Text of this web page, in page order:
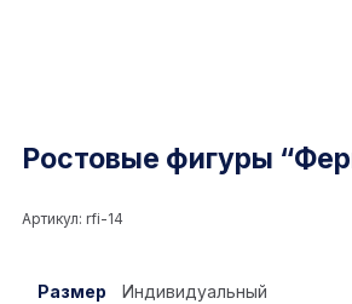
Ростовые фигуры
Артикул: rfi-14
Размер Индивидуальный